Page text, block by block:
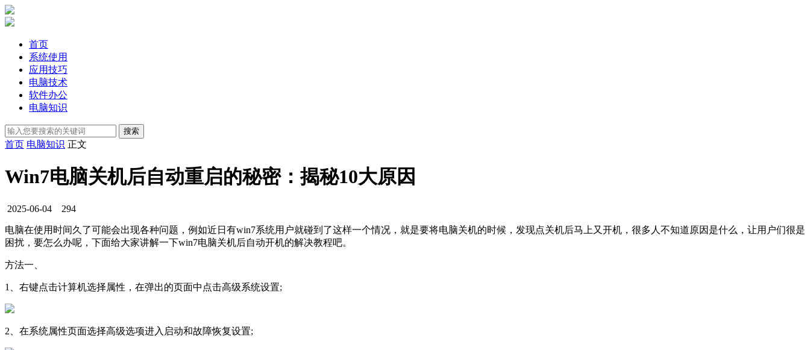
首页
系统使用
应用技巧
电脑技术
软件办公
电脑知识
首页 电脑知识 正文
Win7电脑关机后自动重启的秘密：揭秘10大原因
2025-06-04 294
电脑在使用时间久了可能会出现各种问题，例如近日有win7系统用户就碰到了这样一个情况，就是要将电脑关机的时候，发现点关机后马上又开机，很多人不知道原因是什么，让用户们很是
困扰，要怎么办呢，下面给大家讲解一下win7电脑关机后自动开机的解决教程吧。
方法一、
1、右键点击计算机选择属性，在弹出的页面中点击高级系统设置;
2、在系统属性页面选择高级选项进入启动和故障恢复设置;